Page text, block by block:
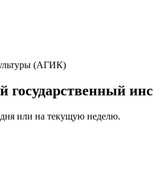
государственный
или на текущую неделю.